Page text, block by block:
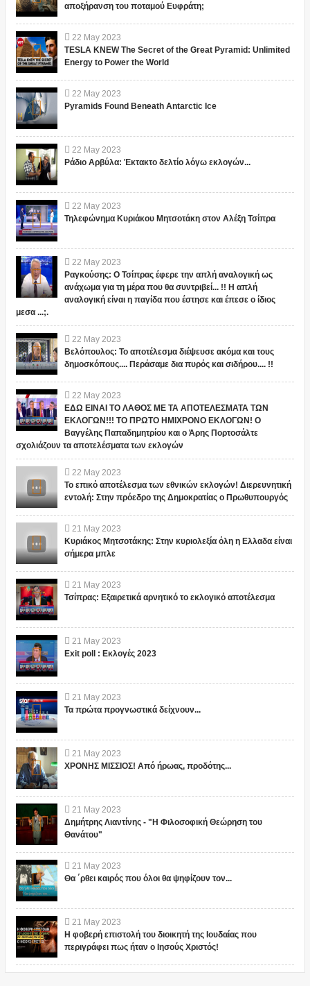
αποξήρανση του ποταμού Ευφράτη;
22 May 2023
TESLA KNEW The Secret of the Great Pyramid: Unlimited
Energy to Power the World
22 May 2023
Pyramids Found Beneath Antarctic Ice
22 May 2023
Ράδιο Αρβύλα: Έκτακτο δελτίο λόγω εκλογών...
22 May 2023
Τηλεφώνημα Κυριάκου Μητσοτάκη στον Αλέξη Τσίπρα
22 May 2023
Ραγκούσης: Ο Τσίπρας έφερε την απλή αναλογική ως
ανάχωμα για τη μέρα που θα συντριβεί... !! Η απλή
αναλογική είναι η παγίδα που έστησε και έπεσε ο ίδιος
μεσα ...;.
22 May 2023
Βελόπουλος: Το αποτέλεσμα διέψευσε ακόμα και τους
δημοσκόπους.... Περάσαμε δια πυρός και σιδήρου.... !!
22 May 2023
ΕΔΩ ΕΙΝΑΙ ΤΟ ΛΑΘΟΣ ΜΕ ΤΑ ΑΠΟΤΕΛΕΣΜΑΤΑ ΤΩΝ
ΕΚΛΟΓΩΝ!!! ΤΟ ΠΡΩΤΟ ΗΜΙΧΡΟΝΟ ΕΚΛΟΓΩΝ! Ο
Βαγγέλης Παπαδημητρίου και ο Άρης Πορτοσάλτε
σχολιάζουν τα αποτελέσματα των εκλογών
22 May 2023
Το επικό αποτέλεσμα των εθνικών εκλογών! Διερευνητική
εντολή: Στην πρόεδρο της Δημοκρατίας ο Πρωθυπουργός
21 May 2023
Κυριάκος Μητσοτάκης: Στην κυριολεξία όλη η Ελλαδα είναι
σήμερα μπλε
21 May 2023
Τσίπρας: Εξαιρετικά αρνητικό το εκλογικό αποτέλεσμα
21 May 2023
Exit poll : Εκλογές 2023
21 May 2023
Τα πρώτα προγνωστικά δείχνουν...
21 May 2023
ΧΡΟΝΗΣ ΜΙΣΣΙΟΣ! Από ήρωας, προδότης...
21 May 2023
Δημήτρης Λιαντίνης - "Η Φιλοσοφική Θεώρηση του
Θανάτου"
21 May 2023
Θα ΄ρθει καιρός που όλοι θα ψηφίζουν τον...
21 May 2023
Η φοβερή επιστολή του διοικητή της Ιουδαίας που
περιγράφει πως ήταν ο Ιησούς Χριστός!